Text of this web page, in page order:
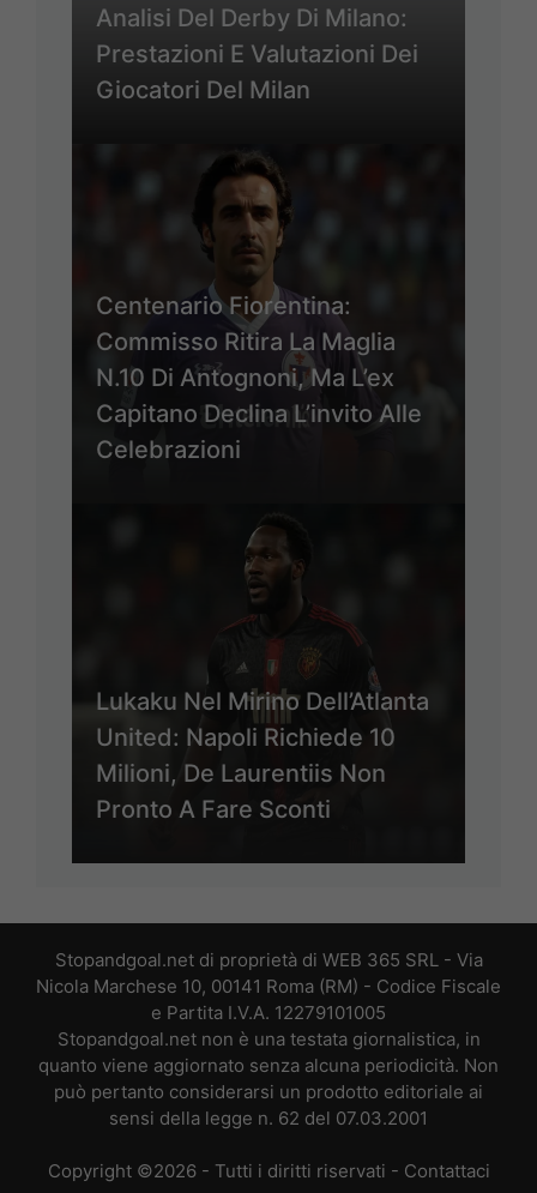
Analisi Del Derby Di Milano:
Prestazioni E Valutazioni Dei
Giocatori Del Milan
Centenario Fiorentina:
Commisso Ritira La Maglia
N.10 Di Antognoni, Ma L’ex
Capitano Declina L’invito Alle
Celebrazioni
Lukaku Nel Mirino Dell’Atlanta
United: Napoli Richiede 10
Milioni, De Laurentiis Non
Pronto A Fare Sconti
Stopandgoal.net di proprietà di WEB 365 SRL - Via
Nicola Marchese 10, 00141 Roma (RM) - Codice Fiscale
e Partita I.V.A. 12279101005
Stopandgoal.net non è una testata giornalistica, in
quanto viene aggiornato senza alcuna periodicità. Non
può pertanto considerarsi un prodotto editoriale ai
sensi della legge n. 62 del 07.03.2001
Copyright ©2026 - Tutti i diritti riservati - Contattaci